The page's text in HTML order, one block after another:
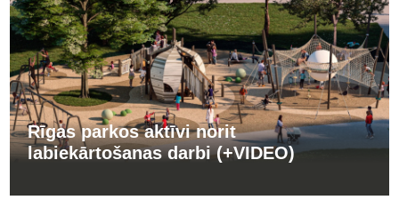
Rīgas parkos aktīvi norit
labiekārtošanas darbi (+VIDEO)